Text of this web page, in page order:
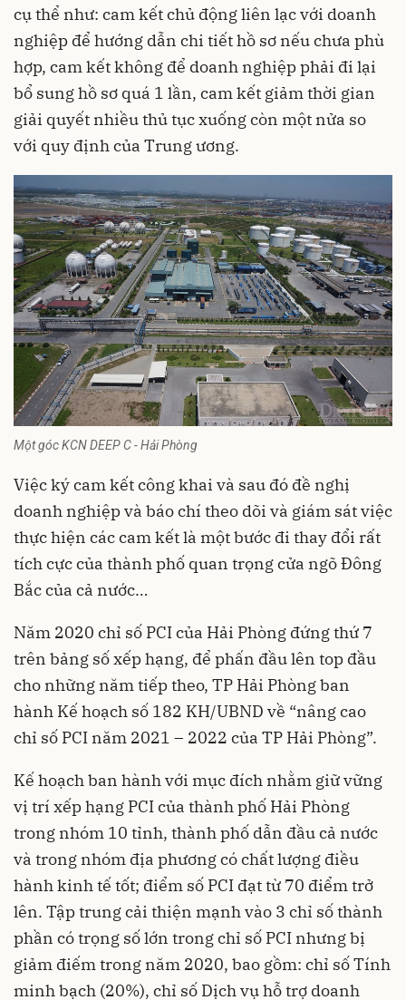
cụ thể như: cam kết chủ động liên lạc với doanh
nghiệp để hướng dẫn chi tiết hồ sơ nếu chưa phù
hợp, cam kết không để doanh nghiệp phải đi lại
bổ sung hồ sơ quá 1 lần, cam kết giảm thời gian
giải quyết nhiều thủ tục xuống còn một nửa so
với quy định của Trung ương.
Một góc KCN DEEP C - Hải Phòng
Việc ký cam kết công khai và sau đó đề nghị
doanh nghiệp và báo chí theo dõi và giám sát việc
thực hiện các cam kết là một bước đi thay đổi rất
tích cực của thành phố quan trọng cửa ngõ Đông
Bắc của cả nước…
Năm 2020 chỉ số PCI của Hải Phòng đứng thứ 7
trên bảng số xếp hạng, để phấn đầu lên top đầu
cho những năm tiếp theo, TP Hải Phòng ban
hành Kế hoạch số 182 KH/UBND về “nâng cao
chỉ số PCI năm 2021 – 2022 của TP Hải Phòng”.
Kế hoạch ban hành với mục đích nhằm giữ vững
vị trí xếp hạng PCI của thành phố Hải Phòng
trong nhóm 10 tỉnh, thành phố dẫn đầu cả nước
và trong nhóm địa phương có chất lượng điều
hành kinh tế tốt; điểm số PCI đạt từ 70 điểm trở
lên. Tập trung cải thiện mạnh vào 3 chỉ số thành
phần có trọng số lớn trong chỉ số PCI nhưng bị
giảm điếm trong năm 2020, bao gồm: chỉ số Tính
minh bạch (20%), chỉ số Dịch vụ hỗ trợ doanh